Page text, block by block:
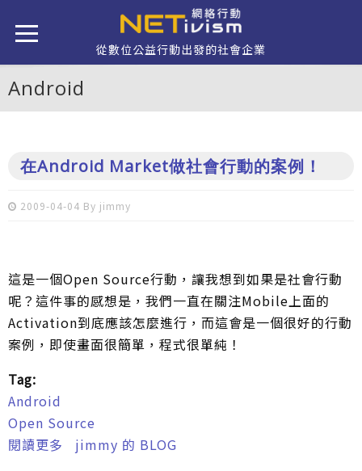
從數位公益行動出發的社會企業
Android
在Android Market做社會行動的案例！
2009-04-04 By jimmy
這是一個Open Source行動，讓我想到如果是社會行動
呢？這件事的感想是，我們一直在關注Mobile上面的
Activation到底應該怎麼進行，而這會是一個很好的行動
案例，即使畫面很簡單，程式很單純！
Tag:
Android
Open Source
閱讀更多 關於在Android Market做社會行動的案例！
jimmy 的 BLOG